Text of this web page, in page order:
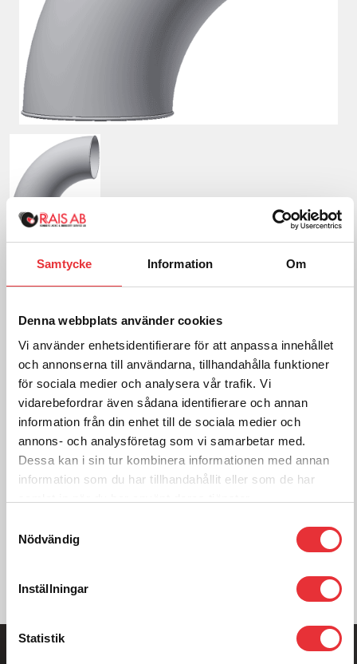
Samtycke Information Om
Denna webbplats använder cookies
Vi använder enhetsidentifierare för att anpassa innehållet
och annonserna till användarna, tillhandahålla funktioner
för sociala medier och analysera vår trafik. Vi
vidarebefordrar även sådana identifierare och annan
information från din enhet till de sociala medier och
annons- och analysföretag som vi samarbetar med.
Dessa kan i sin tur kombinera informationen med annan
information som du har tillhandahållit eller som de har
Nödvändig
Inställningar
Statistik
Böj Rk250 90G R1.5D Galv
1 112
Frakt tillkommer efter orderkännande
Lägg i varukorg
För mer information om
RK 250, kontakta oss:
Ring oss på
0512-301700
Kontakta oss